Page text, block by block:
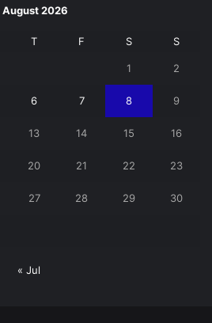
August 2026
T F S S
1 2
6 7 8 9
13 14 15 16
20 21 22 23
27 28 29 30
« Jul